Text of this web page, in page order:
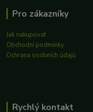
Pro zákazníky
Jak nakupovat
Obchodní podmínky
Ochrana osobních údajů
Rychlý kontakt